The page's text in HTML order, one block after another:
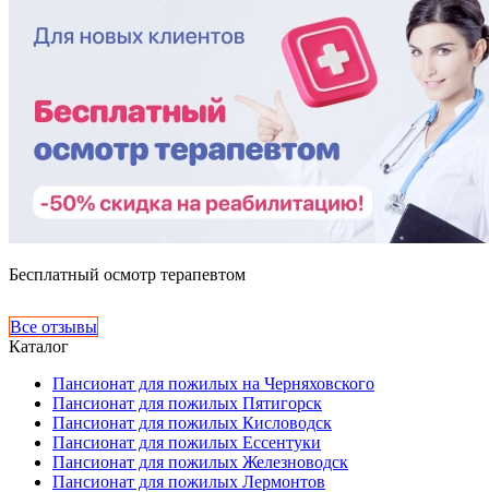
Бесплатный осмотр терапевтом
Все отзывы
Каталог
Пансионат для пожилых на Черняховского
Пансионат для пожилых Пятигорск
Пансионат для пожилых Кисловодск
Пансионат для пожилых Ессентуки
Пансионат для пожилых Железноводск
Пансионат для пожилых Лермонтов